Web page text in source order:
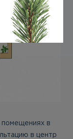
помещениях в
в центр